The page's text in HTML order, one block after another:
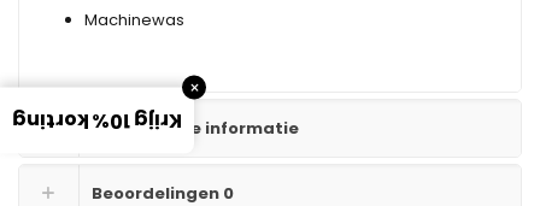
Machinewas
Aanvullende informatie
Beoordelingen 0
Krijg 10% korting
×